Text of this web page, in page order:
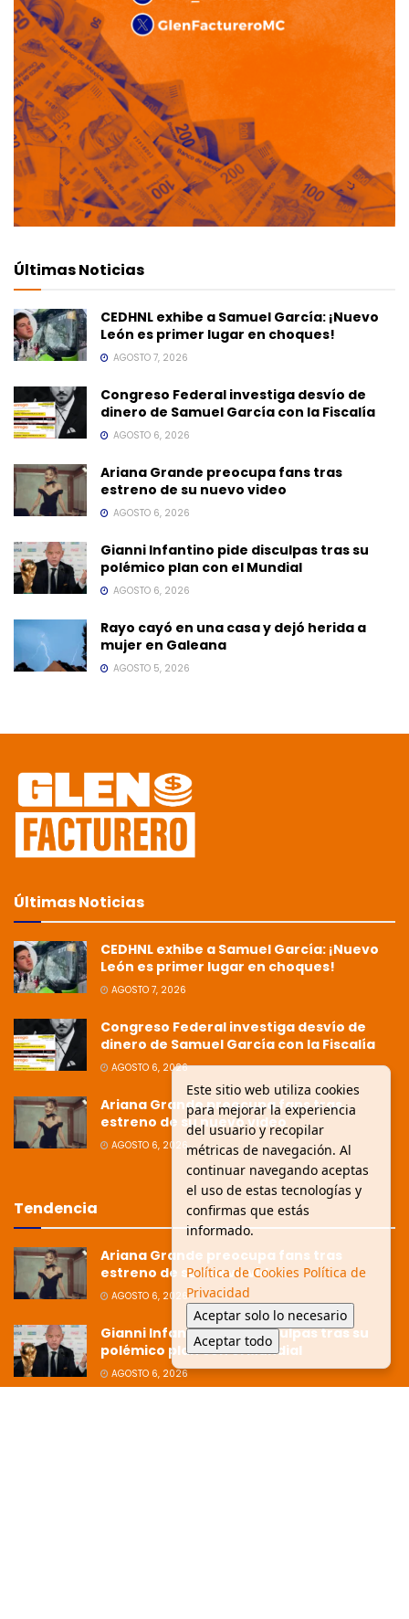
Últimas Noticias
CEDHNL exhibe a Samuel García: ¡Nuevo
León es primer lugar en choques!
AGOSTO 7, 2026
Congreso Federal investiga desvío de
dinero de Samuel García con la Fiscalía
AGOSTO 6, 2026
Ariana Grande preocupa fans tras
estreno de su nuevo video
AGOSTO 6, 2026
Gianni Infantino pide disculpas tras su
polémico plan con el Mundial
AGOSTO 6, 2026
Rayo cayó en una casa y dejó herida a
mujer en Galeana
AGOSTO 5, 2026
Últimas Noticias
CEDHNL exhibe a Samuel García: ¡Nuevo
León es primer lugar en choques!
AGOSTO 7, 2026
Congreso Federal investiga desvío de
dinero de Samuel García con la Fiscalía
AGOSTO 6, 2026
Ariana Grande preocupa fans tras
estreno de su nuevo video
AGOSTO 6, 2026
Tendencia
Ariana Grande preocupa fans tras
estreno de su nuevo video
AGOSTO 6, 2026
Gianni Infantino pide disculpas tras su
polémico plan con el Mundial
AGOSTO 6, 2026
Este sitio web utiliza cookies
para mejorar la experiencia
del usuario y recopilar
métricas de navegación. Al
continuar navegando aceptas
el uso de estas tecnologías y
confirmas que estás
informado.
Política de Cookies Política de
Privacidad
Aceptar solo lo necesario
Aceptar todo